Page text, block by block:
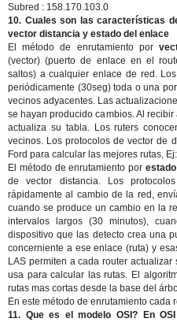
Subred : 158.170.103.0
10. Cuales son las características
vector distancia y estado del enlace
El método de enrutamiento por
(vector) (puerto de enlace en el
saltos) a cualquier enlace de red.
periódicamente (30seg) toda o una
vecinos adyacentes. Las
se hayan producido cambios. Al
actualiza su tabla. Los ruters
vecinos. Los protocolos de vector de
Ford para calcular las mejores rutas, Ej:
El método de enrutamiento por
de vector distancia. Los
rápidamente al cambio de la red,
cuando se produce un cambio en la
intervalos largos (30 minutos),
dispositivo que las detecto crea una
concerniente a ese enlace (ruta) y
LAS permiten a cada router
usa para calcular las rutas. El
rutas mas cortas desde la base del
En este método de enrutamiento cada
11. Que es el modelo OSI? En